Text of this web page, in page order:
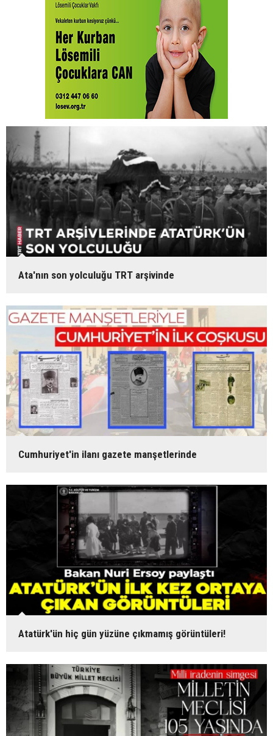
Ata'nın son yolculuğu TRT arşivinde
Cumhuriyet'in ilanı gazete manşetlerinde
Atatürk'ün hiç gün yüzüne çıkmamış görüntüleri!